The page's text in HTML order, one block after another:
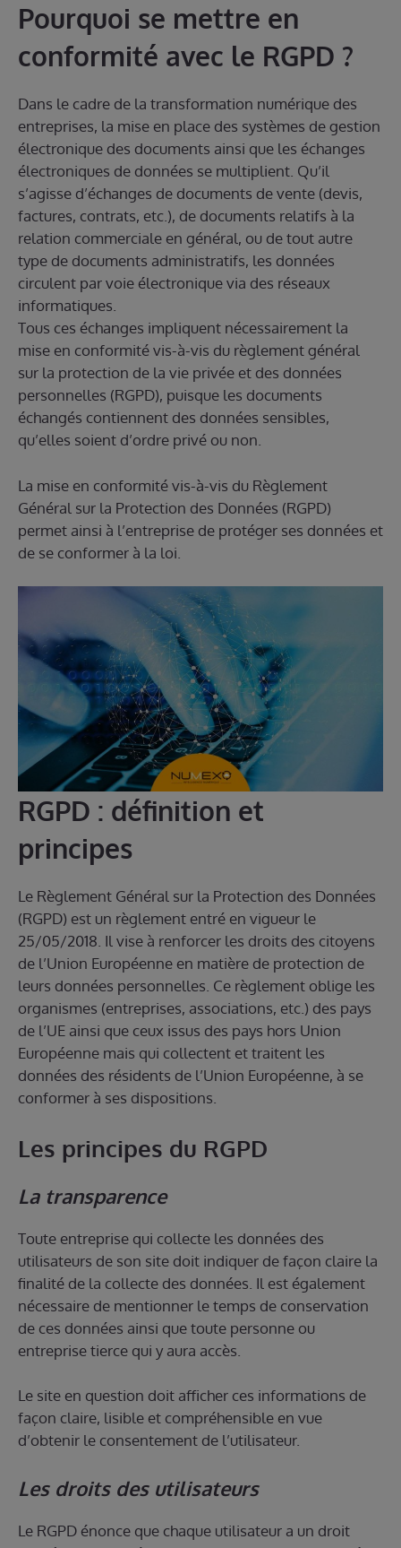
Pourquoi se mettre en
conformité avec le RGPD ?
Dans le cadre de la transformation numérique des
entreprises, la mise en place des systèmes de gestion
électronique des documents ainsi que les échanges
électroniques de données se multiplient. Qu’il
s’agisse d’échanges de documents de vente (devis,
factures, contrats, etc.), de documents relatifs à la
relation commerciale en général, ou de tout autre
type de documents administratifs, les données
circulent par voie électronique via des réseaux
informatiques.
Tous ces échanges impliquent nécessairement la
mise en conformité vis-à-vis du règlement général
sur la protection de la vie privée et des données
personnelles (RGPD), puisque les documents
échangés contiennent des données sensibles,
qu’elles soient d’ordre privé ou non.
La mise en conformité vis-à-vis du Règlement
Général sur la Protection des Données (RGPD)
permet ainsi à l’entreprise de protéger ses données et
de se conformer à la loi.
RGPD : définition et
principes
Le Règlement Général sur la Protection des Données
(RGPD) est un règlement entré en vigueur le
25/05/2018. Il vise à renforcer les droits des citoyens
de l’Union Européenne en matière de protection de
leurs données personnelles. Ce règlement oblige les
organismes (entreprises, associations, etc.) des pays
de l’UE ainsi que ceux issus des pays hors Union
Européenne mais qui collectent et traitent les
données des résidents de l’Union Européenne, à se
conformer à ses dispositions.
Les principes du RGPD
La transparence
Toute entreprise qui collecte les données des
utilisateurs de son site doit indiquer de façon claire la
finalité de la collecte des données. Il est également
nécessaire de mentionner le temps de conservation
de ces données ainsi que toute personne ou
entreprise tierce qui y aura accès.
Le site en question doit afficher ces informations de
façon claire, lisible et compréhensible en vue
d’obtenir le consentement de l’utilisateur.
Les droits des utilisateurs
Le RGPD énonce que chaque utilisateur a un droit